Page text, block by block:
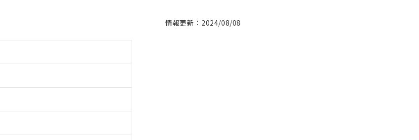
情報更新：2024/08/08